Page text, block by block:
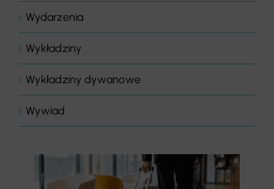
Wydarzenia
Wykładziny
Wykładziny dywanowe
Wywiad